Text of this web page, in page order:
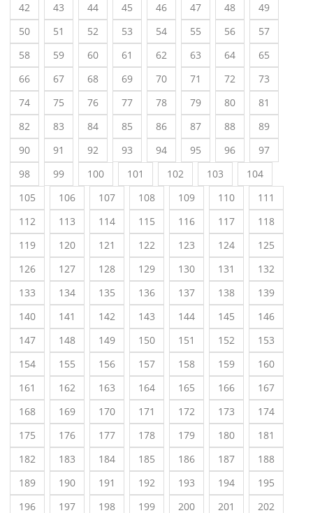
42
43 44 45 46 47 48
49
50
51 52 53 54 55 56
57
58
59 60 61 62 63 64
65
66
67 68 69 70 71 72
73
74
75 76 77 78 79 80
81
82
83 84 85 86 87 88
89
90
91 92 93 94 95 96
97
98
99 100 101 102 103
104
105
106 107 108 109 110
111
112
113 114 115 116 117
118
119
120 121 122 123 124
125
126
127 128 129 130 131
132
133
134 135 136 137 138
139
140
141 142 143 144 145
146
147
148 149 150 151 152
153
154
155 156 157 158 159
160
161
162 163 164 165 166
167
168
169 170 171 172 173
174
175
176 177 178 179 180
181
182
183 184 185 186 187
188
189
190 191 192 193 194
195
196
197 198 199 200 201
202